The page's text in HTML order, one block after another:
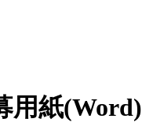
用紙(Word)